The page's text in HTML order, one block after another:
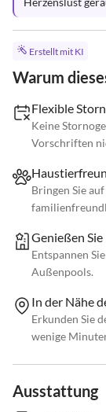
Erstellt mit KI
Warum
Flexible
Keine
Vorschriften
Bringen Sie
Genießen
Entspannen
Außenpools.
In der Nähe
Erkunden Sie
wenige
Ausstattung